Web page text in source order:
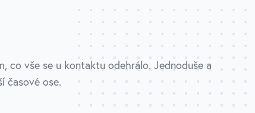
co vše se u kontaktu odehrálo. Jednoduše a
časové ose.